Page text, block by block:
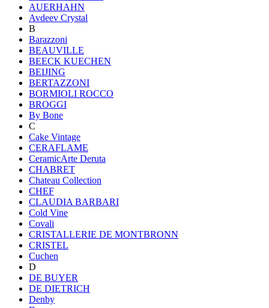
AUERHAHN
Avdeev Crystal
B
Barazzoni
BEAUVILLE
BEECK KUECHEN
BEIJING
BERTAZZONI
BORMIOLI ROCCO
BROGGI
By Bone
C
Cake Vintage
CERAFLAME
CeramicArte Deruta
CHABRET
Chateau Collection
CHEF
CLAUDIA BARBARI
Cold Vine
Covali
CRISTALLERIE DE MONTBRONN
CRISTEL
Cuchen
D
DE BUYER
DE DIETRICH
Denby